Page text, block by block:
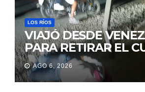
LOS RÍOS
VIAJÓ DESDE
PARA RETIRAR EL
DE SU MARIDO QUE
PERMANECIÓ SEIS
LA MORGUE
AGO 6, 2026